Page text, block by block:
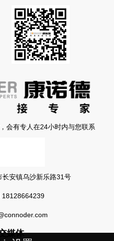
会有专人在24小时内与您联系
安镇乌沙新乐路31号
18128664239
媒体